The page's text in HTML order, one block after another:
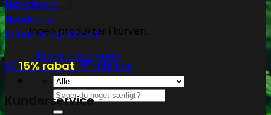
Ingen produkter i kurven.
Tilbage til shoppen
Søg
efter:
Narkotests
Headshop
Rabatter og tilbud💰
Få 15% rabat 💸Klik her
Kunderservice